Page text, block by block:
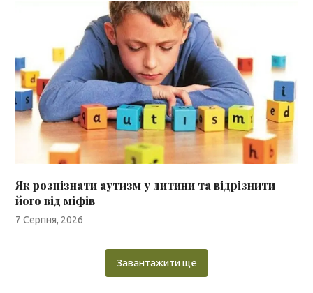
Як розпізнати аутизм у дитини та відрізнити
його від міфів
7 Серпня, 2026
Завантажити ще